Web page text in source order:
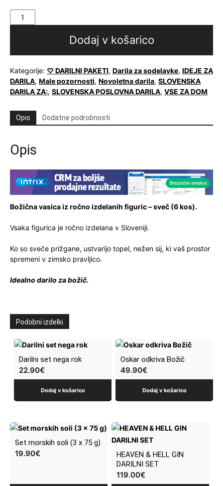
Božična
vasica
sveč
(6
figuric
iz
voska)
Dodaj v košarico
Kategorije: ♡ DARILNI PAKETI, Darila za sodelavke, IDEJE ZA
DARILA, Male pozornosti, Novoletna darila, SLOVENSKA
DARILA ZA:, SLOVENSKA POSLOVNA DARILA, VSE ZA DOM
Opis Dodatne podrobnosti
Opis
Božična vasica iz ročno izdelanih figuric – sveč (6 kos).
Vsaka figurica je ročno izdelana v Sloveniji.
Ko so sveče prižgane, ustvarijo topel, nežen sij, ki vaš prostor
spremeni v zimsko pravljico.
Idealno darilo za božič.
Podobni izdelki
Darilni set nega rok
22.90€
Dodaj v košarico
Oskar odkriva Božič
49.90€
Dodaj v košarico
Set morskih soli (3 x 75 g)
19.90€
HEAVEN & HELL GIN
DARILNI SET
119.00€